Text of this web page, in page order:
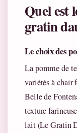
Quel est
gratin
Le choix des
La pomme de
variétés à chair
Belle de
texture
lait (Le Gratin